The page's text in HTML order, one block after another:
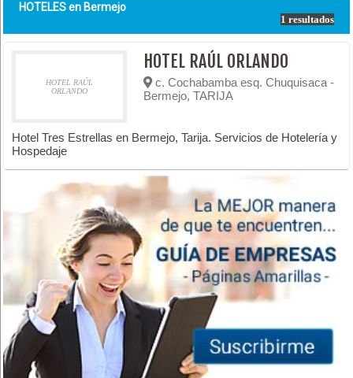
HOTELES en Bermejo
1 resultados
HOTEL RAÚL
ORLANDO
HOTEL RAÚL ORLANDO
c. Cochabamba esq. Chuquisaca -
Bermejo, TARIJA
Hotel Tres Estrellas en Bermejo, Tarija. Servicios de Hotelería y
Hospedaje